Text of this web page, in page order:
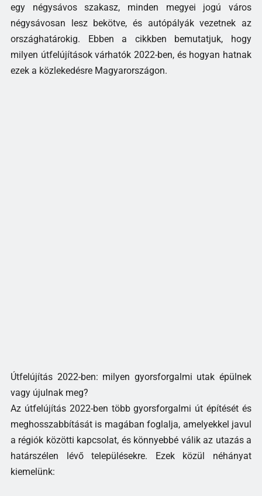
egy négysávos szakasz, minden megyei jogú város
négysávosan lesz bekötve, és autópályák vezetnek az
országhatárokig. Ebben a cikkben bemutatjuk, hogy
milyen útfelújítások várhatók 2022-ben, és hogyan hatnak
ezek a közlekedésre Magyarországon.
Útfelújítás 2022-ben: milyen gyorsforgalmi utak épülnek
vagy újulnak meg?
Az útfelújítás 2022-ben több gyorsforgalmi út építését és
meghosszabbítását is magában foglalja, amelyekkel javul
a régiók közötti kapcsolat, és könnyebbé válik az utazás a
határszélen lévő településekre. Ezek közül néhányat
kiemelünk: